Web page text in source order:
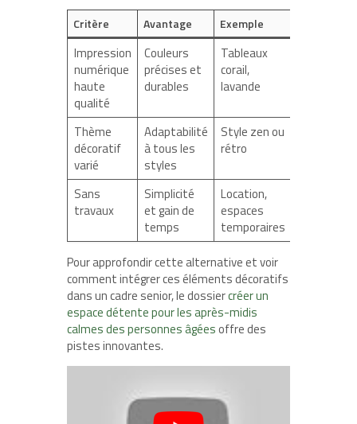
Critère Avantage Exemple
Impression
numérique
haute
qualité
Couleurs
précises et
durables
Tableaux
corail,
lavande
Thème
décoratif
varié
Adaptabilité
à tous les
styles
Style zen ou
rétro
Sans
travaux
Simplicité
et gain de
temps
Location,
espaces
temporaires
Pour approfondir cette alternative et voir
comment intégrer ces éléments décoratifs
dans un cadre senior, le dossiercréer un
espace détente pour les après-midis
calmes des personnes âgéesoffre des
pistes innovantes.